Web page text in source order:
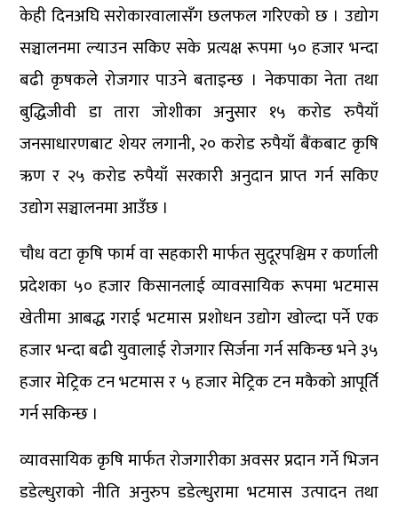
केही दिनअघि सरोकारवालासँग छलफल गरिएको छ । उद्योग
सञ्चालनमा ल्याउन सकिए सके प्रत्यक्ष रूपमा ५० हजार भन्दा
बढी कृषकले रोजगार पाउने बताइन्छ । नेकपाका नेता तथा
बुद्धिजीवी डा तारा जोशीका अनुुसार १५ करोड रुपैयाँ
जनसाधारणबाट शेयर लगानी, २० करोड रुपैयाँ बैंकबाट कृषि
ऋण र २५ करोड रुपैयाँ सरकारी अनुदान प्राप्त गर्न सकिए
उद्योग सञ्चालनमा आउँछ ।
चौध वटा कृषि फार्म वा सहकारी मार्फत सुदूरपश्चिम र कर्णाली
प्रदेशका ५० हजार किसानलाई व्यावसायिक रूपमा भटमास
खेतीमा आबद्ध गराई भटमास प्रशोधन उद्योग खोल्दा पर्ने एक
हजार भन्दा बढी युवालाई रोजगार सिर्जना गर्न सकिन्छ भने ३५
हजार मेट्रिक टन भटमास र ५ हजार मेट्रिक टन मकैको आपूर्ति
गर्न सकिन्छ ।
व्यावसायिक कृषि मार्फत रोजगारीका अवसर प्रदान गर्ने भिजन
डडेल्धुराको नीति अनुरुप डडेल्धुरामा भटमास उत्पादन तथा